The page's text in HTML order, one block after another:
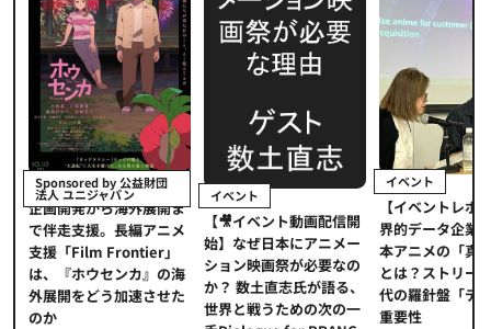
Sponsored by 公益財団
法人 ユニジャパン
企画開発から海外展開ま
で伴走支援。長編アニメ
支援「Film Frontier」
は、『ホウセンカ』の海
外展開をどう加速させた
のか
イベント
【🎥イベント動画配信開
始】なぜ日本にアニメー
ション映画祭が必要なの
か？ 数土直志氏が語る、
世界と戦うための次の一
イベント
【イベントレポ
界的データ企業
本アニメの「真
とは？ストリー
代の羅針盤「デ
重要性